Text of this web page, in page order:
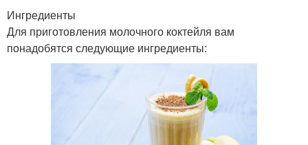
Ингредиенты
Для приготовления молочного коктейля вам
понадобятся следующие ингредиенты: